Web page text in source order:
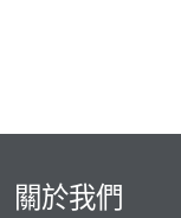
關於我們